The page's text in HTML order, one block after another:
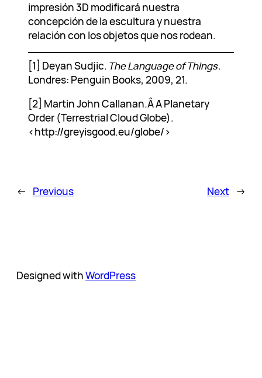
impresión 3D modificará nuestra
concepción de la escultura y nuestra
relación con los objetos que nos rodean.
[1] Deyan Sudjic. The Language of Things.
Londres: Penguin Books, 2009, 21.
[2] Martin John Callanan.Â A Planetary
Order (Terrestrial Cloud Globe).
<http://greyisgood.eu/globe/>
← Previous Next →
Designed withWordPress